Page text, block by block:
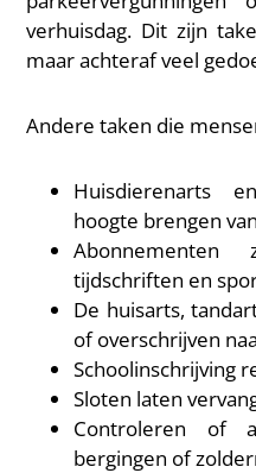
verhuisdag. Dit zijn
maar achteraf veel
Andere taken die
Huisdierenarts
hoogte brengen
Abonnementen
tijdschriften en
De huisarts,
of overschrijven
Schoolinschrijving
Sloten laten
Controleren of
bergingen of